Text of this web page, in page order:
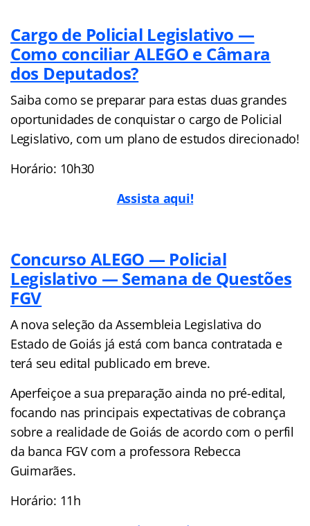
Cargo de Policial Legislativo —
Como conciliar ALEGO e Câmara
dos Deputados?
Saiba como se preparar para estas duas grandes
oportunidades de conquistar o cargo de Policial
Legislativo, com um plano de estudos direcionado!
Horário: 10h30
Assista aqui!
Concurso ALEGO — Policial
Legislativo — Semana de Questões
FGV
A nova seleção da Assembleia Legislativa do
Estado de Goiás já está com banca contratada e
terá seu edital publicado em breve.
Aperfeiçoe a sua preparação ainda no pré-edital,
focando nas principais expectativas de cobrança
sobre a realidade de Goiás de acordo com o perfil
da banca FGV com a professora Rebecca
Guimarães.
Horário: 11h